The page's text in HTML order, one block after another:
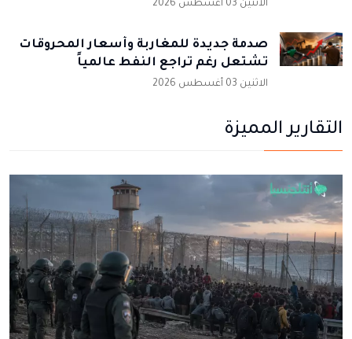
الاثنين 03 أغسطس 2026
صدمة جديدة للمغاربة وأسعار المحروقات
تشتعل رغم تراجع النفط عالمياً
الاثنين 03 أغسطس 2026
التقارير المميزة